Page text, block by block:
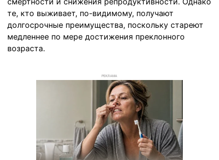
те, кто выживает, по-видимому, получают
долгосрочные преимущества, поскольку стареют
медленнее по мере достижения преклонного
возраста.
РЕКЛАМА